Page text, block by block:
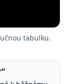
tabulku.